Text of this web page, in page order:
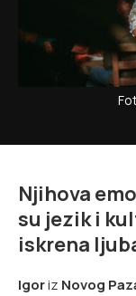
Njihova
su jezik i
iskrena
Igoriz Novog